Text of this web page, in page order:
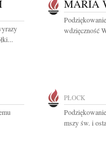
MARIA
wdzięczność
PŁOCK
mszy św. i